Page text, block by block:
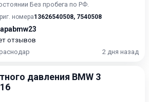
Без пробега по РФ.
номера13626540508, 7540508
отзывов
2 дня назад
давления BMW 3